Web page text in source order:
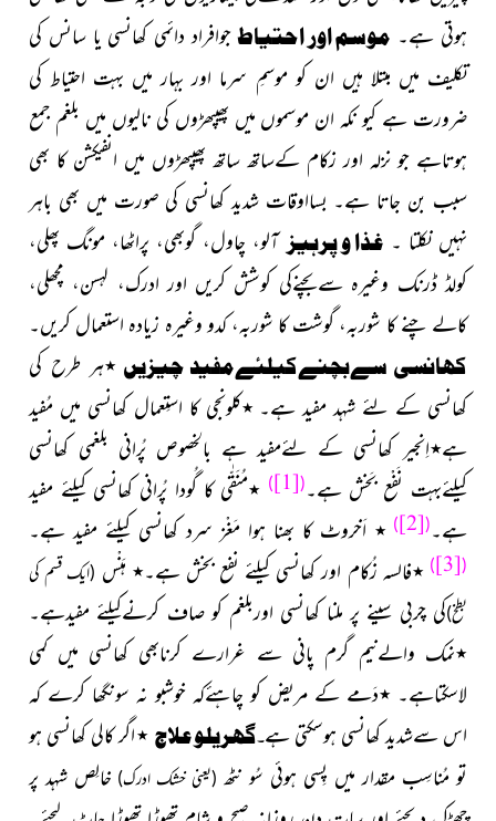
ہوتی ہے۔ موسم اور احتیاطجوافراد دائمی کھانسی یا سانس کی
تکلیف میں مبتلا ہیں ان کو موسمِ سرما اور بہار میں بہت احتیاط کی
ضرورت ہے کیو نکہ ان موسموں میں پھیپھڑوں کی نالیوں میں بلغم جمع
ہوتاہے جو نزلہ اور زکام کےساتھ ساتھ پھیپھڑوں میں انفیکشن کا بھی
سبب بن جاتا ہے۔ بسااوقات شدید کھانسی کی صورت میں بھی باہر
نہیں نکلتا ۔ غذا و پرہیز آلو، چاول، گوبھی، پراٹھا، مونگ پھلی،
کولڈ ڈرنک وغیرہ سےبچنےکی کوشش کریں اور ادرک، لہسن، مچھلی،
کالے چنے کا شوربہ، گوشت کا شوربہ، کدو وغیرہ زیادہ استعمال کریں۔
کھانسی سےبچنےکیلئےمفید چیزیں ٭ہر طرح کی
کھانسی کے لئے شہد مفید ہے۔ ٭کلونجی کا استِعمال کھانسی میں مُفید
ہے٭اِنجیر کھانسی کے لئےمفید ہے بالخصوص پُرانی بلغمی کھانسی
کیلئےبہت نَفْع بَخش ہے۔(
[1]
) ٭مُنَقّٰی کا گُودا پُرانی کھانسی کیلئے مفید
ہے۔(
[2]
) ٭ اَخروٹ کا بھنا ہوا مَغْز سرد کھانسی کیلئے مفید ہے۔
(
[3]
) ٭فالسہ زُکام اور کھانسی کیلئے نفع بخش ہے۔٭ ہَنْس (ایک قسم کی
بطخ)کی چربی سینے پر ملنا کھانسی اوربلغم کو صاف کرنےکیلئے مفیدہے۔
٭نمک والےنیم گرم پانی سے غرارے کرنابھی کھانسی میں کمی
لاسکتاہے۔ ٭دَمے کے مریض کو چاہئےکہ خوشبو نہ سونگھا کرے کہ
اس سےشدید کھانسی ہوسکتی ہے۔گھریلوعلاج ٭اگر کالی کھانسی ہو
تو مُناسِب مقدار میں پِسی ہوئی سُو نٹھ (یعنی خشک ادرک) خالِص شہد پر